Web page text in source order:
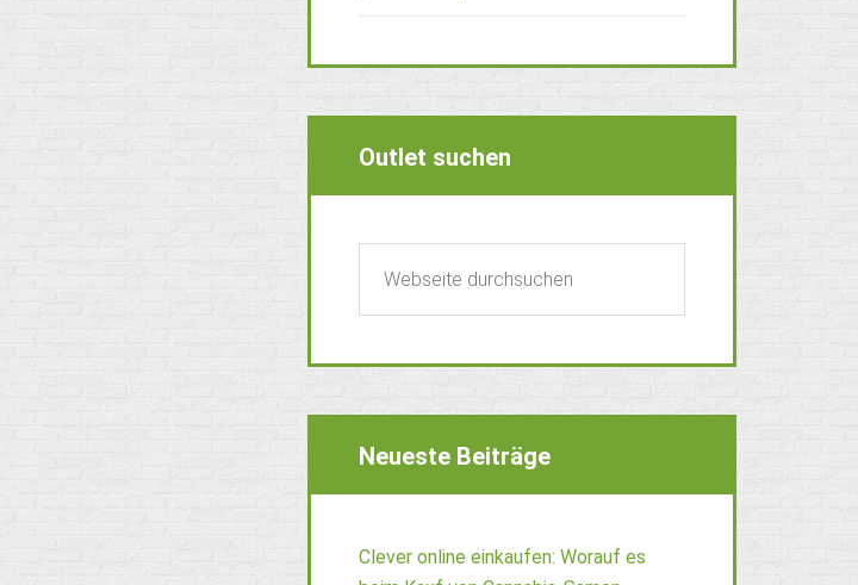
Outlet suchen
Neueste Beiträge
Clever online einkaufen: Worauf es